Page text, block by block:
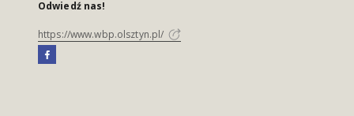
Odwiedź nas!
https://www.wbp.olsztyn.pl/